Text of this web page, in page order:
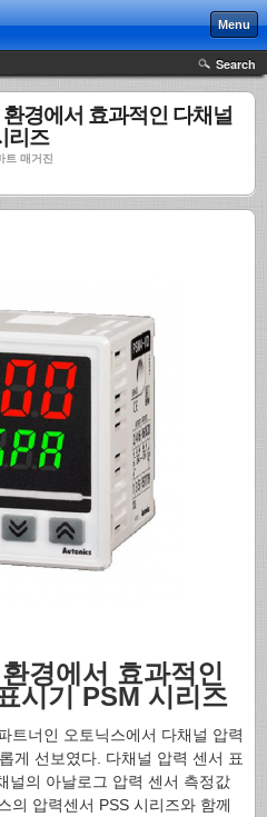
Menu
Search
경에서 효과적인 다채널
리즈
매거진
경에서 효과적인
시기 PSM 시리즈
트너인 오토닉스에서 다채널 압력
게 선보였다. 다채널 압력 센서 표
널의 아날로그 압력 센서 측정값
의 압력센서 PSS 시리즈와 함께